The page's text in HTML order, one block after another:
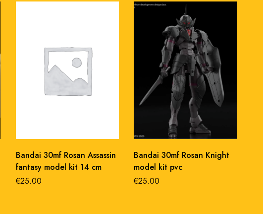
Bandai 30mf Rosan Assassin
fantasy model kit 14 cm
€25.00
Bandai 30mf Rosan Knight
model kit pvc
€25.00